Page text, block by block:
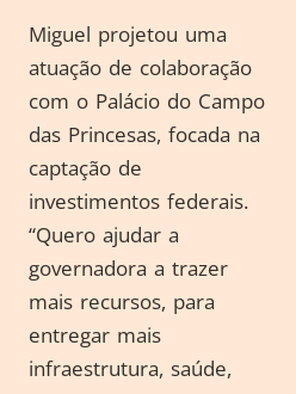
Miguel projetou uma
atuação de colaboração
com o Palácio do Campo
das Princesas, focada na
captação de
investimentos federais.
“Quero ajudar a
governadora a trazer
mais recursos, para
entregar mais
infraestrutura, saúde,